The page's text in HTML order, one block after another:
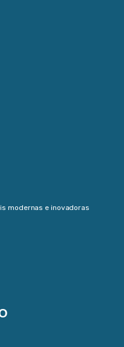
modernas e inovadoras